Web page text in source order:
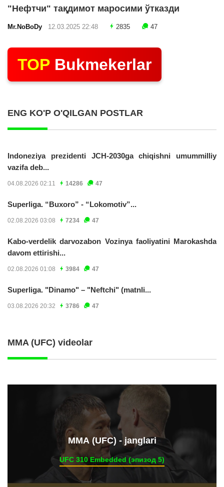
"Нефтчи" тақдимот маросими ўтказди
Mr.NoBoDy 12.03.2025 22:48 2835 47
TOP Bukmekerlar
ENG KO'P O'QILGAN POSTLAR
Indoneziya prezidenti JCH-2030ga chiqishni umummilliy
vazifa deb...
04.08.2026 02:11 14286 47
Superliga. “Buxoro” - “Lokomotiv”...
02.08.2026 03:08 7234 47
Kabo-verdelik darvozabon Vozinya faoliyatini Marokashda
davom ettirishi...
02.08.2026 01:08 3984 47
Superliga. "Dinamo" – "Neftchi" (matnli...
03.08.2026 20:32 3786 47
MMA (UFC) videolar
ММА (UFC) - janglari
UFC 310 Embedded (эпизод 5)